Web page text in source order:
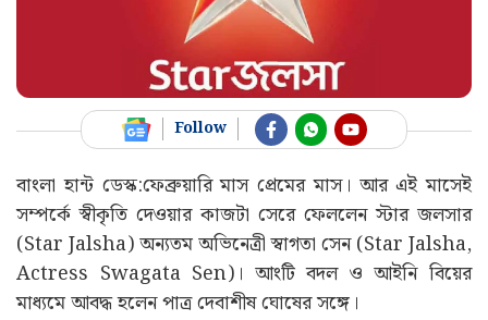
Follow
বাংলা হান্ট ডেস্ক:ফেব্রুয়ারি মাস প্রেমের মাস। আর এই মাসেই
সম্পর্কে স্বীকৃতি দেওয়ার কাজটা সেরে ফেললেন স্টার জলসার
(Star Jalsha) অন্যতম অভিনেত্রী স্বাগতা সেন (Star Jalsha,
Actress Swagata Sen)। আংটি বদল ও আইনি বিয়ের
মাধ্যমে আবদ্ধ হলেন পাত্র দেবাশীষ ঘোষের সঙ্গে।